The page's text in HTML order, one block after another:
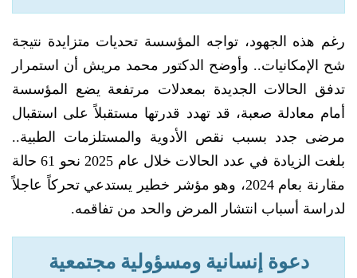
رغم هذه الجهود، تواجه المؤسسة تحديات متزايدة نتيجة
شح الإمكانيات.. وأوضح الدكتور محمد مريش أن استمرار
تدفق الحالات الجديدة بمعدلات مرتفعة يضع المؤسسة
أمام معادلة صعبة، قد تهدد قدرتها مستقبلاً على استقبال
مرضى جدد بسبب نقص الأدوية والمستلزمات الطبية..
بلغت الزيادة في عدد الحالات خلال عام 2025 نحو 61 حالة
مقارنة بعام 2024، وهو مؤشر خطير يستدعي تحركاً عاجلاً
لدراسة أسباب انتشار المرض والحد من تفاقمه.
دعوة إنسانية ومسؤولية مجتمعية